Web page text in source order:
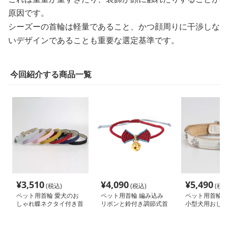
原因です。
シーズーの首輪は軽量であること、かつ顔周りに干渉しな
いデザインであることも重要な選定基準です。
今回紹介する商品一覧
¥3,510(税込)
ペット用首輪 愛犬のお
しゃれ蝶ネクタイ付き首
¥4,090(税込)
ペット用首輪 編み込み
リボンと鈴付き調節式首
¥5,490(税
ペット用首輪
小型犬用おし